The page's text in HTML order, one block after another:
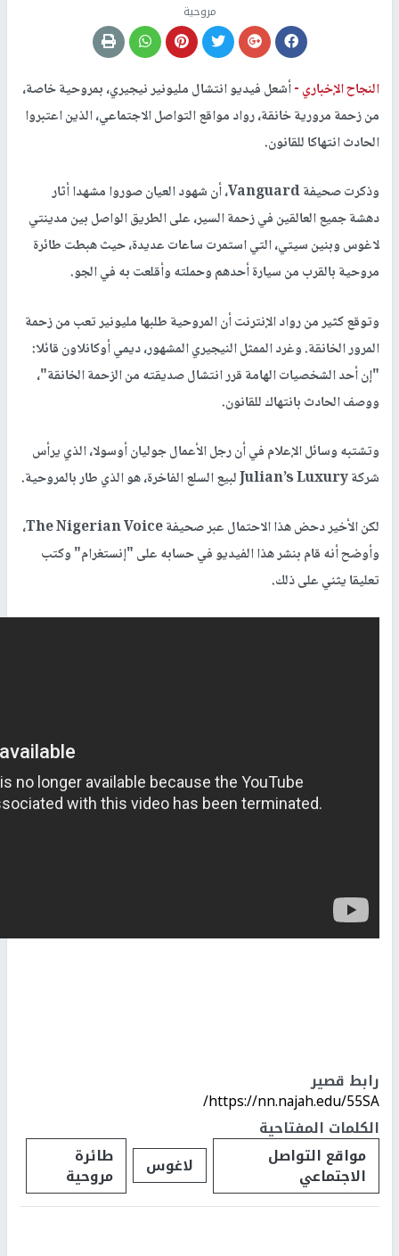
مروحية
النجاح الإخباري -أشعل فيديو انتشال مليونير نيجيري، بمروحية خاصة،
من زحمة مرورية خانقة، رواد مواقع التواصل الاجتماعي، الذين اعتبروا
الحادث انتهاكا للقانون.
وذكرت صحيفة Vanguard، أن شهود العيان صوروا مشهدا أثار
دهشة جميع العالقين في زحمة السير، على الطريق الواصل بين مدينتي
لاغوس وبنين سيتي، التي استمرت ساعات عديدة، حيث هبطت طائرة
مروحية بالقرب من سيارة أحدهم وحملته وأقلعت به في الجو.
وتوقع كثير من رواد الإنترنت أن المروحية طلبها مليونير تعب من زحمة
المرور الخانقة. وغرد الممثل النيجيري المشهور، ديمي أوكانلاون قائلا:
"إن أحد الشخصيات الهامة قرر انتشال صديقته من الزحمة الخانقة"،
ووصف الحادث بانتهاك للقانون.
وتشتبه وسائل الإعلام في أن رجل الأعمال جوليان أوسولا، الذي يرأس
شركة Julian’s Luxury لبيع السلع الفاخرة، هو الذي طار بالمروحية.
لكن الأخير دحض هذا الاحتمال عبر صحيفة The Nigerian Voice،
وأوضح أنه قام بنشر هذا الفيديو في حسابه على "إنستغرام" وكتب
تعليقا يثني على ذلك.
رابط قصير
https://nn.najah.edu/55SA/
الكلمات المفتاحية
مواقع التواصل
الاجتماعي لاغوس طائرة
مروحية